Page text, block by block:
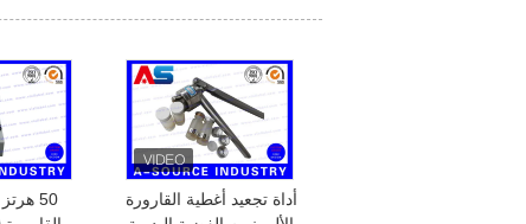
عن طريق
شخصية
القوارير 10ml / 50ml
للزجاجات
50
أداة تجعيد أغطية القارورة